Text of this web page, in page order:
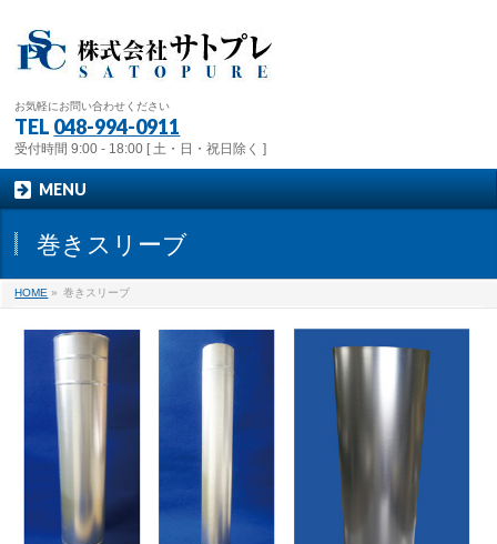
お気軽にお問い合わせください
TEL 048-994-0911
受付時間 9:00 - 18:00 [ 土・日・祝日除く ]
MENU
巻きスリーブ
HOME » 巻きスリーブ